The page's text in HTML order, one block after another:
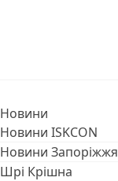
Новини
Новини ISKCON
Новини Запоріжжя
Шрі Крішна